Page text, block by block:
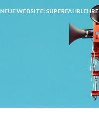
NEUE WEBSITE: